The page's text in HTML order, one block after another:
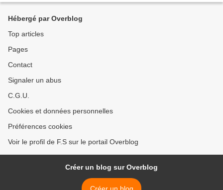
Hébergé par Overblog
Top articles
Pages
Contact
Signaler un abus
C.G.U.
Cookies et données personnelles
Préférences cookies
Voir le profil de F.S sur le portail Overblog
Créer un blog sur Overblog